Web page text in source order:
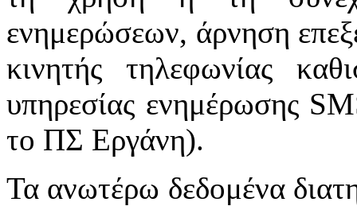
ενημερώσεων, άρνηση
κινητής τηλεφωνίας
υπηρεσίας ενημέρωσης
το ΠΣ Εργάνη).
Τα ανωτέρω δεδομένα